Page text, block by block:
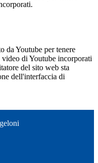
da Youtube per tenere
di Youtube incorporati
del sito web sta
dell'interfaccia di